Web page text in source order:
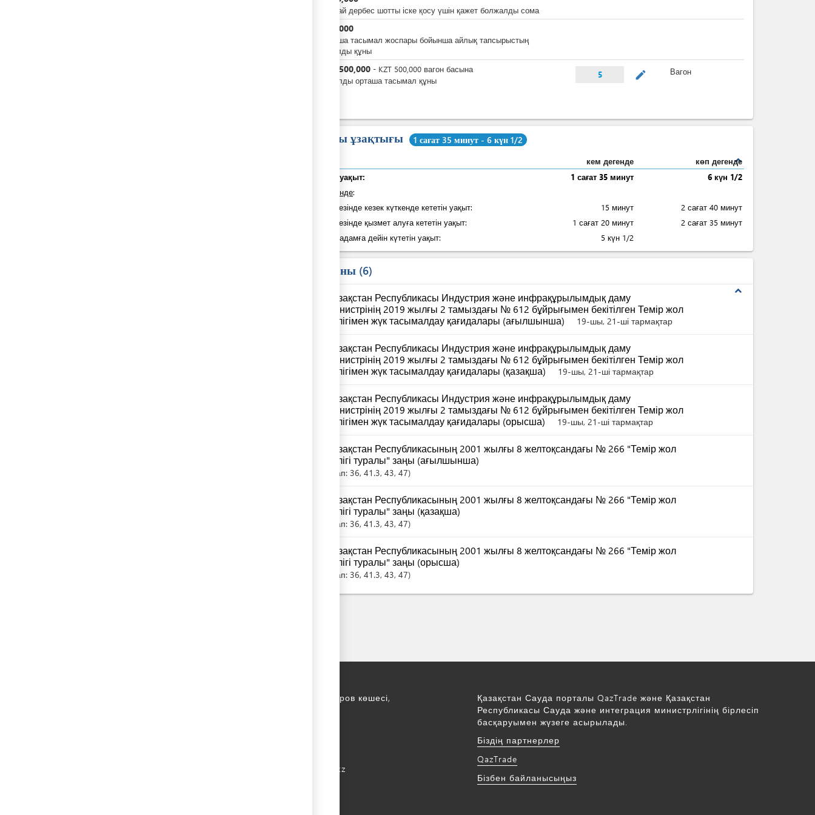
Бірыңғай дербес шотты іске қосу үшін қажет болжалды сома
4,000
Қосымша тасымал жоспары бойынша айлық тапсырыстың
болжалды құны
2,500,000 - KZT 500,000 вагон басына
Болжалды орташа тасымал құны
5 mode_edit Вагон
Жалпы ұзақтығы 1 сағат 35 минут - 6 күн 1/2
expand_less
кем дегенде
көп дегенде
Жалпы уақыт:
1 сағат 35 минут
6 күн 1/2
оның ішінде:
Қадам кезінде кезек күткенде кететін уақыт:
15 минут
2 сағат 40 минут
Қадам кезінде қызмет алуға кететін уақыт:
1 сағат 20 минут
2 сағат 35 минут
Келесі қадамға дейін күтетін уақыт:
5 күн 1/2
Заң саны 6
expand_less
Қазақстан Республикасы Индустрия және инфрақұрылымдық даму
министрінің 2019 жылғы 2 тамыздағы № 612 бұйрығымен бекітілген Темір жол
көлігімен жүк тасымалдау қағидалары (ағылшынша)
19-шы, 21-ші тармақтар
Қазақстан Республикасы Индустрия және инфрақұрылымдық даму
министрінің 2019 жылғы 2 тамыздағы № 612 бұйрығымен бекітілген Темір жол
көлігімен жүк тасымалдау қағидалары (қазақша)
19-шы, 21-ші тармақтар
Қазақстан Республикасы Индустрия және инфрақұрылымдық даму
министрінің 2019 жылғы 2 тамыздағы № 612 бұйрығымен бекітілген Темір жол
көлігімен жүк тасымалдау қағидалары (орысша)
19-шы, 21-ші тармақтар
Қазақстан Республикасының 2001 жылғы 8 желтоқсандағы № 266 "Темір жол
көлігі туралы" заңы (ағылшынша)
Бап: 36, 41.3, 43, 47
Қазақстан Республикасының 2001 жылғы 8 желтоқсандағы № 266 "Темір жол
көлігі туралы" заңы (қазақша)
Бап: 36, 41.3, 43, 47
Қазақстан Республикасының 2001 жылғы 8 желтоқсандағы № 266 "Темір жол
көлігі туралы" заңы (орысша)
Бап: 36, 41.3, 43, 47
Астана қ., С. Асфендияров көшесі,
kense@qaztrade.org.kz
Қазақстан Сауда порталы QazTrade және Қазақстан
Республикасы Сауда және интеграция министрлігінің бірлесіп
басқаруымен жүзеге асырылады.
Біздің партнерлер
QazTrade
Бізбен байланысыңыз